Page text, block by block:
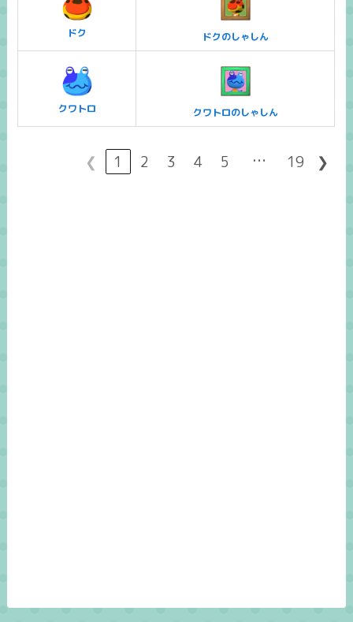
ドク ドクのしゃしん
クワトロ クワトロのしゃしん
❮ 1 2 3 4 5 … 19 ❯